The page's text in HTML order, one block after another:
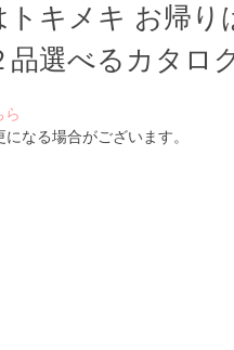
トキメキ お帰り
品選べるカタロ
ら
なる場合がございます。